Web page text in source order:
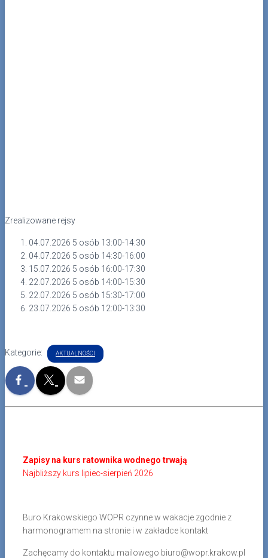
Zrealizowane rejsy
04.07.2026 5 osób 13:00-14:30
04.07.2026 5 osób 14:30-16:00
15.07.2026 5 osób 16:00-17:30
22.07.2026 5 osób 14:00-15:30
22.07.2026 5 osób 15:30-17:00
23.07.2026 5 osób 12:00-13:30
Kategorie: AKTUALNOŚCI
Zapisy na kurs ratownika wodnego trwają
Najbliższy kurs lipiec-sierpień 2026
Buro Krakowskiego WOPR czynne w wakacje zgodnie z
harmonogramem na stronie i w zakładce kontakt
Zachęcamy do kontaktu mailowego biuro@wopr.krakow.pl